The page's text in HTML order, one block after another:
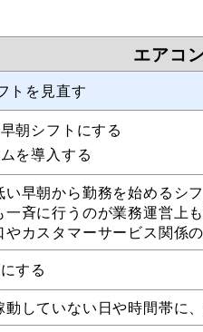
エアコ
トを見直す
朝シフトにする
を導入する
早朝から勤務を始めるシ
一斉に行うのが業務運営上も
カスタマーサービス関係
する
していない日や時間帯に